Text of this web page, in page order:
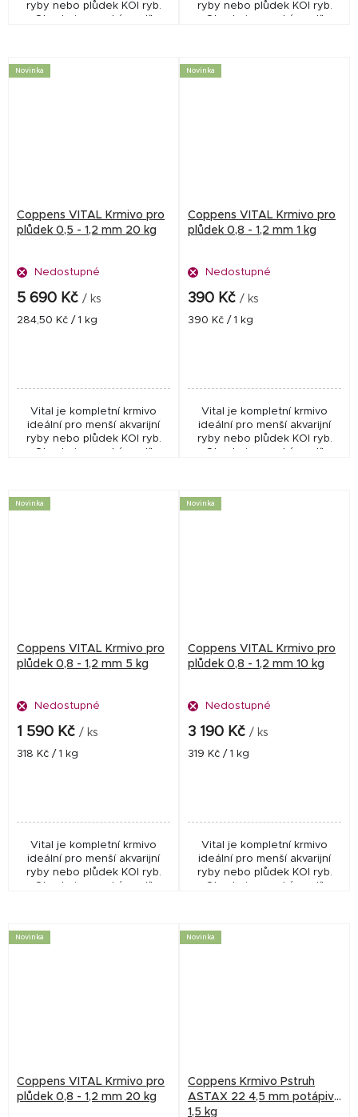
ryby nebo plůdek KOI ryb.
ryby nebo plůdek KOI ryb.
Novinka
Coppens VITAL Krmivo pro
plůdek 0,5 - 1,2 mm 20 kg
Nedostupné
5 690 Kč / ks
Měrná
284,50 Kč / 1 kg
Vital je kompletní krmivo
ideální pro menší akvarijní
ryby nebo plůdek KOI ryb.
Novinka
Coppens VITAL Krmivo pro
plůdek 0,8 - 1,2 mm 1 kg
Nedostupné
390 Kč / ks
Měrná
390 Kč / 1 kg
Vital je kompletní krmivo
ideální pro menší akvarijní
ryby nebo plůdek KOI ryb.
Novinka
Coppens VITAL Krmivo pro
plůdek 0,8 - 1,2 mm 5 kg
Nedostupné
1 590 Kč / ks
Měrná
318 Kč / 1 kg
Vital je kompletní krmivo
ideální pro menší akvarijní
ryby nebo plůdek KOI ryb.
Obsahuje vysoký podíl
Novinka
Coppens VITAL Krmivo pro
plůdek 0,8 - 1,2 mm 10 kg
Nedostupné
3 190 Kč / ks
Měrná
319 Kč / 1 kg
Vital je kompletní krmivo
ideální pro menší akvarijní
ryby nebo plůdek KOI ryb.
Obsahuje vysoký podíl
Novinka
Coppens VITAL Krmivo pro
plůdek 0,8 - 1,2 mm 20 kg
Novinka
Coppens Krmivo Pstruh
ASTAX 22 4,5 mm potápivé
1,5 kg